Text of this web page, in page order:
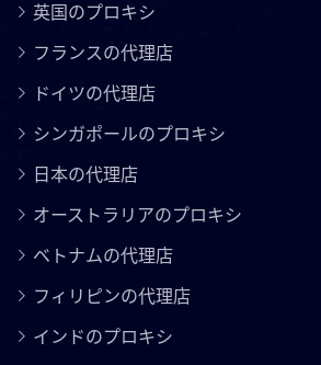
英国のプロキシ
フランスの代理店
ドイツの代理店
シンガポールのプロキシ
日本の代理店
オーストラリアのプロキシ
ベトナムの代理店
フィリピンの代理店
インドのプロキシ